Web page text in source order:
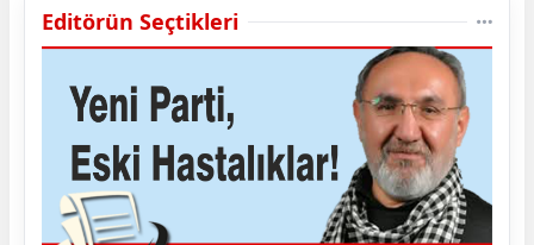
Editörün Seçtikleri